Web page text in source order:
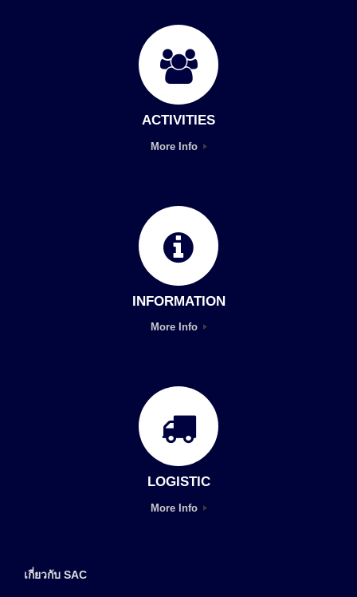
ACTIVITIES
More Info
INFORMATION
More Info
LOGISTIC
More Info
เกี่ยวกับ SAC